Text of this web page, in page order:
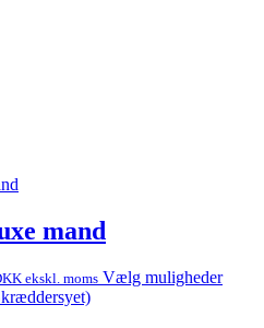
mand
ekskl. moms Vælg muligheder